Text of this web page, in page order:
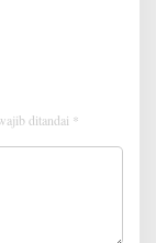
ditandai *